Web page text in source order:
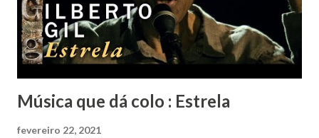
Música que dá colo : Estrela
fevereiro 22, 2021